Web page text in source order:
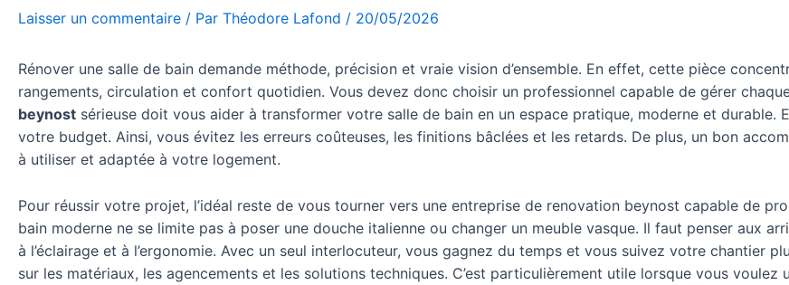
Laisser un commentaire / Par Théodore Lafond / 20/05/2026
Rénover une salle de bain demande méthode, précision et vraie vision d’ensemble. En effet, cette pièce
rangements, circulation et confort quotidien. Vous devez donc choisir un professionnel capable de gérer
beynost sérieuse doit vous aider à transformer votre salle de bain en un espace pratique, moderne et durable.
votre budget. Ainsi, vous évitez les erreurs coûteuses, les finitions bâclées et les retards. De plus, un bon
à utiliser et adaptée à votre logement.
Pour réussir votre projet, l’idéal reste de vous tourner vers une entreprise de renovation beynost capable de
bain moderne ne se limite pas à poser une douche italienne ou changer un meuble vasque. Il faut penser aux
à l’éclairage et à l’ergonomie. Avec un seul interlocuteur, vous gagnez du temps et vous suivez votre chantier
sur les matériaux, les agencements et les solutions techniques. C’est particulièrement utile lorsque vous